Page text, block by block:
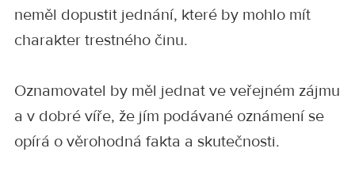
neměl dopustit jednání, které by mohlo mít
charakter trestného činu.
Oznamovatel by měl jednat ve veřejném zájmu
a v dobré víře, že jím podávané oznámení se
opírá o věrohodná fakta a skutečnosti.